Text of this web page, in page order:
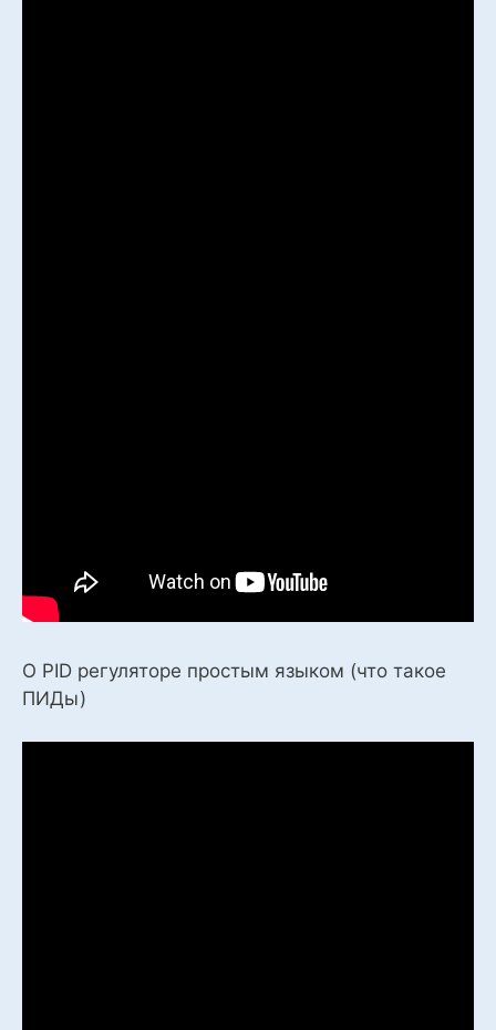
О PID регуляторе простым языком (что такое
ПИДы)